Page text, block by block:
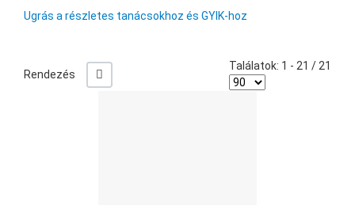
Ugrás a részletes tanácsokhoz és GYIK-hoz
Rendezés -/+
Találatok: 1 - 21 / 21